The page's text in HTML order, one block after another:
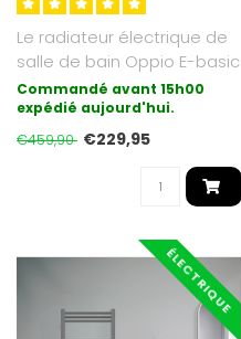
Le radiateur électrique de
salle de bain Oppio E-basic
est la forme de chauffag..
Commandé avant 15h00
expédié aujourd'hui.
€459,90 €229,95
ÉLECTRIQUE